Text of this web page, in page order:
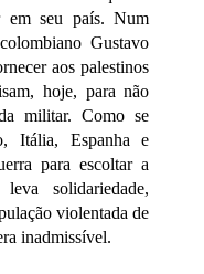
em seu país. Num
Gustavo
aos palestinos
hoje, para não
militar.
Como se
Itália, Espanha e
para escoltar a
solidariedade,
violentada de
inadmissível.